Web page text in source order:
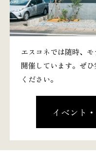
エスコネでは随時、
開催しています。ぜ
ください。
イベント